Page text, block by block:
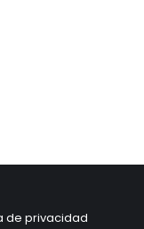
de privacidad